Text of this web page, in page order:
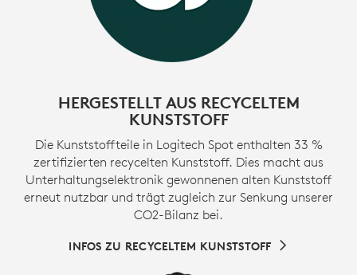
HERGESTELLT AUS RECYCELTEM
KUNSTSTOFF
Die Kunststoffteile in Logitech Spot enthalten 33 %
zertifizierten recycelten Kunststoff. Dies macht aus
Unterhaltungselektronik gewonnenen alten Kunststoff
erneut nutzbar und trägt zugleich zur Senkung unserer
CO2-Bilanz bei.
INFOS ZU RECYCELTEM KUNSTSTOFF